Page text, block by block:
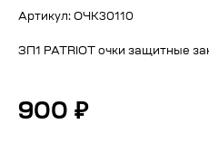
Артикул: ОЧК30110
ЗП1 PATRIOT очки защитные
900 ₽